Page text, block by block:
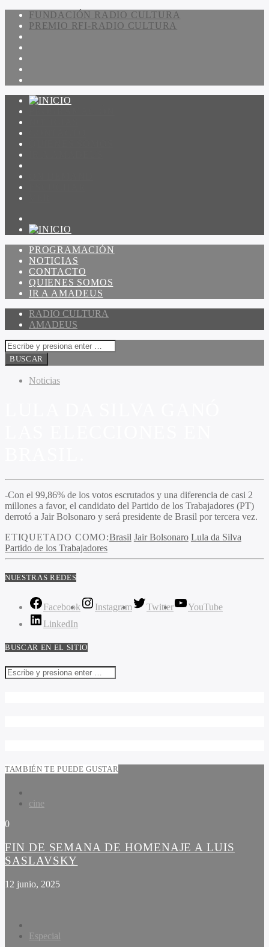
FUNDACIÓN RADIO CULTURA
PREMIO RFI-RADIO CULTURA
PROGRAMACIÓN
NOTICIAS
CONTACTO
QUIENES SOMOS
IR A AMADEUS
RADIO CULTURA
AMADEUS
Noticias
-Con el 99,86% de los votos escrutados y una diferencia de casi 2
millones a favor, el candidato del Partido de los Trabajadores (PT)
derrotó a Jair Bolsonaro y será presidente de Brasil por tercera vez.
ETIQUETADO COMO:Brasil Jair Bolsonaro Lula da Silva
Partido de los Trabajadores
NUESTRAS REDES
Facebook Instagram Twitter
YouTube
LinkedIn
BUSCAR EN EL SITIO
TAMBIÉN TE PUEDE GUSTAR
cine
0
FIN DE SEMANA DE HOMENAJE A LUIS
SASLAVSKY
12 junio, 2025
Especial